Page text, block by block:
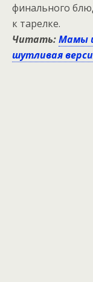
финального
к тарелке.
Читать:Мамы
шутливая